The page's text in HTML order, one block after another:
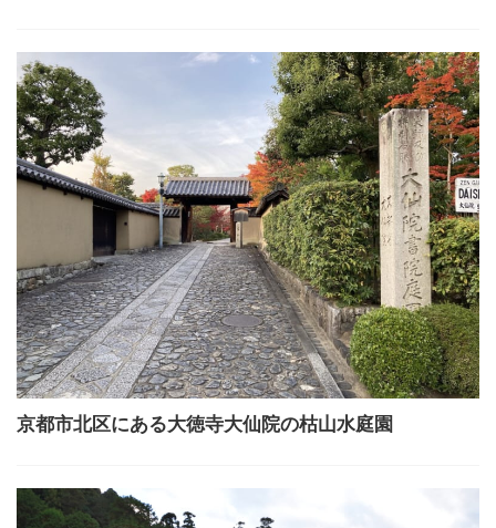
京都市北区にある大徳寺大仙院の枯山水庭園